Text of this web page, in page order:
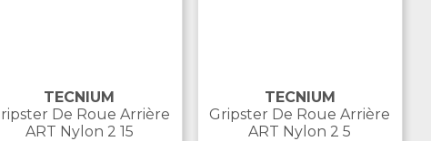
TECNIUM
De Roue Arrière
ART Nylon 2 15
TECNIUM
Gripster De Roue Arrière
ART Nylon 2 5